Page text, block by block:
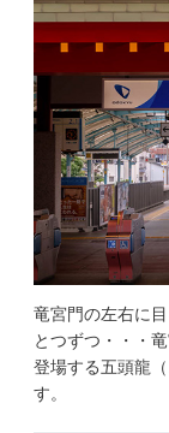
竜宮門の左右に
とつずつ・・・
登場する五頭龍
す。